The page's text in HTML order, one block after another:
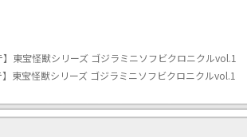
】東宝怪獣シリーズ ゴジラミニソフビクロニクルvol.1
】東宝怪獣シリーズ ゴジラミニソフビクロニクルvol.1